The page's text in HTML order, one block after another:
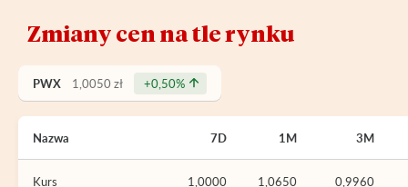
Zmiany cen na tle rynku
PWX 1,0050 zł +0,50%
Nazwa 7D 1M 3M
Kurs 1,0000 1,0650 0,9960